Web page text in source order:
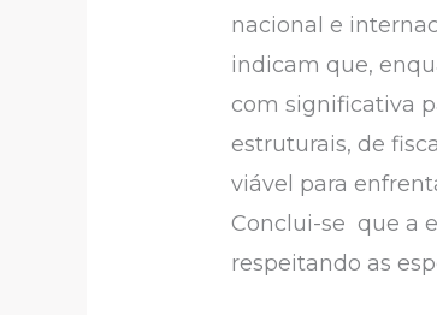
nacional e
indicam que,
com significativa
estruturais, de
viável para
Conclui-se que a
respeitando as